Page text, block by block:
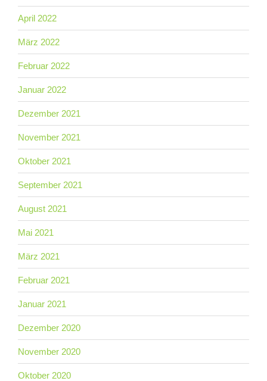
April 2022
März 2022
Februar 2022
Januar 2022
Dezember 2021
November 2021
Oktober 2021
September 2021
August 2021
Mai 2021
März 2021
Februar 2021
Januar 2021
Dezember 2020
November 2020
Oktober 2020